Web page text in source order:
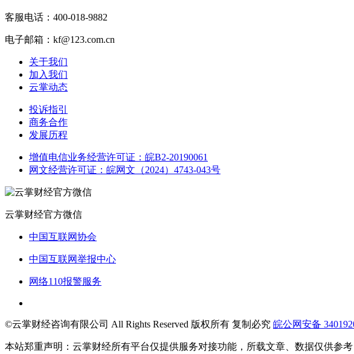
客服电话：400-018-9882
电子邮箱：kf@123.com.cn
关于我们
加入我们
云掌动态
投诉指引
商务合作
发展历程
增值电信业务经营许可证：皖B2-20190061
网文经营许可证：皖网文（2024）4743-043号
云掌财经官方微信
中国互联网协会
中国互联网举报中心
网络110报警服务
©云掌财经咨询有限公司 All Rights Reserved 版权所有 复制必究 皖公网安备
本站郑重声明：云掌财经所有平台仅提供服务对接功能，所载文章、数据仅供参